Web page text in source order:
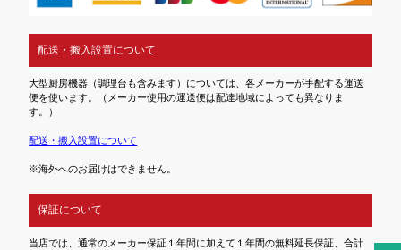
配送・搬入設置について
大型厨房機器（調理台も含みます）については、各メーカーが手配する運送
便を使います。（メーカー使用の運送便は配達地域によっても異なりま
す。）
配送・搬入設置について
※海外へのお届けはできません。
保証について
当店では、通常のメーカー保証１年間に加えて１年間の無料延長保証、合計